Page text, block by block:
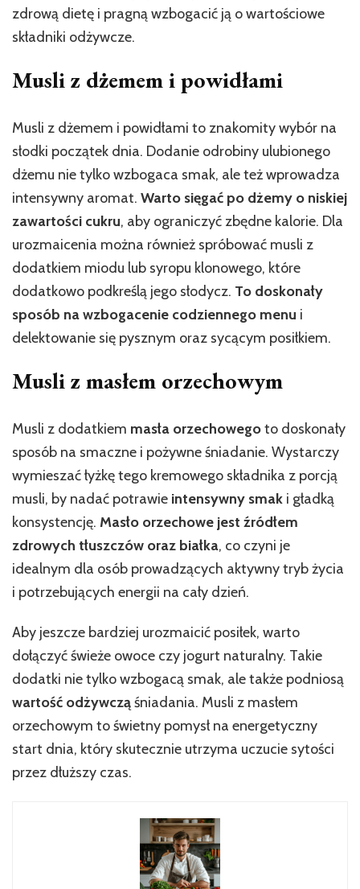
zdrową dietę i pragną wzbogacić ją o wartościowe
składniki odżywcze.
Musli z dżemem i powidłami
Musli z dżemem i powidłami to znakomity wybór na
słodki początek dnia. Dodanie odrobiny ulubionego
dżemu nie tylko wzbogaca smak, ale też wprowadza
intensywny aromat. Warto sięgać po dżemy o niskiej
zawartości cukru, aby ograniczyć zbędne kalorie. Dla
urozmaicenia można również spróbować musli z
dodatkiem miodu lub syropu klonowego, które
dodatkowo podkreślą jego słodycz. To doskonały
sposób na wzbogacenie codziennego menu i
delektowanie się pysznym oraz sycącym posiłkiem.
Musli z masłem orzechowym
Musli z dodatkiem masła orzechowegoto doskonały
sposób na smaczne i pożywne śniadanie. Wystarczy
wymieszać łyżkę tego kremowego składnika z porcją
musli, by nadać potrawie intensywny smak i gładką
konsystencję. Masło orzechowe jest źródłem
zdrowych tłuszczów oraz białka, co czyni je
idealnym dla osób prowadzących aktywny tryb życia
i potrzebujących energii na cały dzień.
Aby jeszcze bardziej urozmaicić posiłek, warto
dołączyć świeże owoce czy jogurt naturalny. Takie
dodatki nie tylko wzbogacą smak, ale także podniosą
wartość odżywcząśniadania. Musli z masłem
orzechowym to świetny pomysł na energetyczny
start dnia, który skutecznie utrzyma uczucie sytości
przez dłuższy czas.